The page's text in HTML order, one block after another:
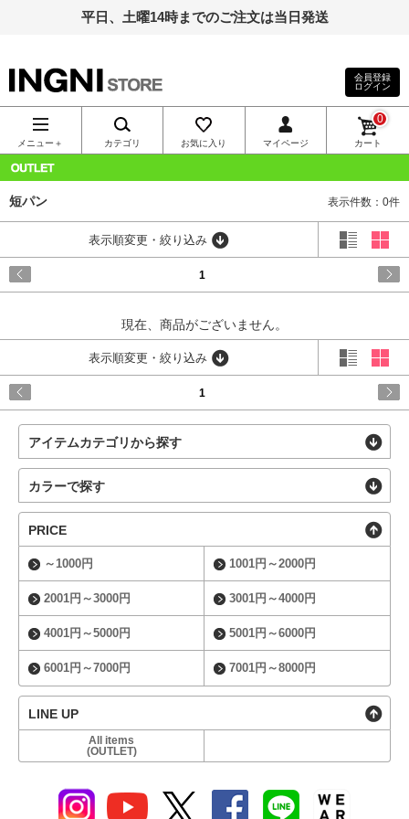
平日、土曜14時までのご注文は当日発送
INGNI（イン
グ）公式通
販｜INGNI
STORE
会員登録
ログイン
メニュー＋ カテゴリ お気に入り マイページ カート
0
短パン 表示件数：0件
表示順変更・絞り込み
1
現在、商品がございません。
表示順変更・絞り込み
1
アイテムカテゴリから探す
カラーで探す
PRICE
～1000円 1001円～2000円
2001円～3000円 3001円～4000円
4001円～5000円 5001円～6000円
6001円～7000円 7001円～8000円
LINE UP
All items
(OUTLET)